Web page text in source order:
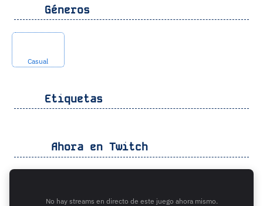
Géneros
Casual
Etiquetas
Ahora en Twitch
No hay streams en directo de este juego ahora mismo.